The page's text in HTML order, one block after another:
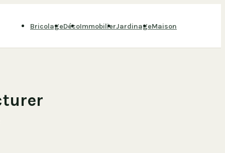
BricolageDécoImmobilierJardinageMaison